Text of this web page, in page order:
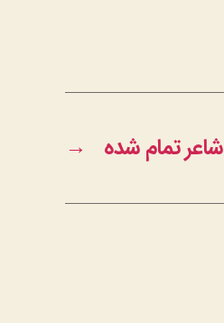
→ شاعر تمام شده